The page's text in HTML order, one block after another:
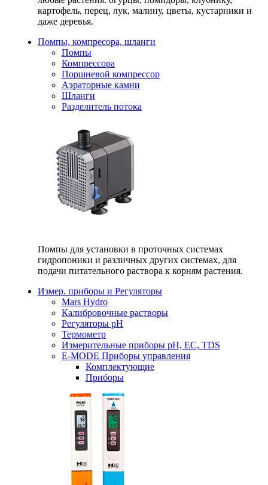
картофель, перец, лук, малину, цветы, кустарники и
даже деревья.
Помпы, компресора, шланги
Помпы
Компрессора
Поршневой компрессор
Аэраторные камни
Шланги
Разделитель потока
Помпы для установки в проточных системах
гидропоники и различных других системах, для
подачи питательного раствора к корням растения.
Измер. приборы и Регуляторы
Mars Hydro
Калибровочные растворы
Регуляторы рН
Термометр
Измерительные приборы pH, EC, TDS
E-MODE Приборы управления
Комплектующие
Приборы